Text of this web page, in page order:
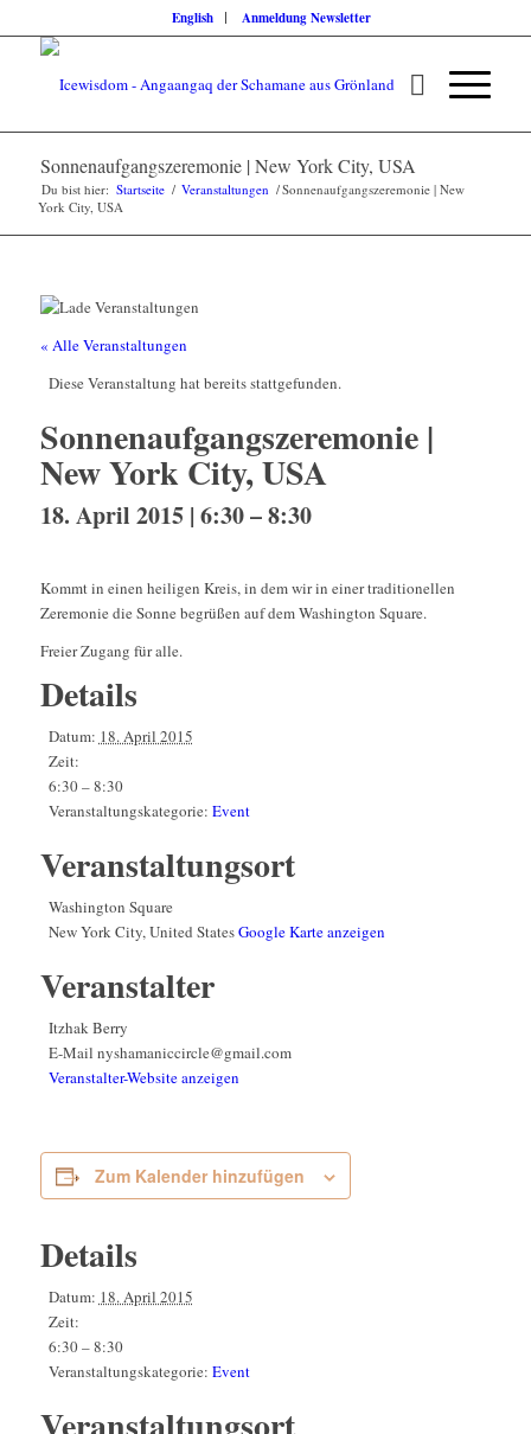
English Anmeldung Newsletter
Sonnenaufgangszeremonie | New York City, USA
Du bist hier: Startseite / Veranstaltungen /Sonnenaufgangszeremonie | New
York City, USA
« Alle Veranstaltungen
Diese Veranstaltung hat bereits stattgefunden.
Sonnenaufgangszeremonie |
New York City, USA
18. April 2015 | 6:30–8:30
Kommt in einen heiligen Kreis, in dem wir in einer traditionellen
Zeremonie die Sonne begrüßen auf dem Washington Square.
Freier Zugang für alle.
Details
Datum: 18. April 2015
Zeit:
6:30 – 8:30
Veranstaltungskategorie: Event
Veranstaltungsort
Washington Square
New York City,United StatesGoogle Karte anzeigen
Veranstalter
Itzhak Berry
E-Mail nyshamaniccircle@gmail.com
Veranstalter-Website anzeigen
Zum Kalender hinzufügen
Details
Datum: 18. April 2015
Zeit:
6:30 – 8:30
Veranstaltungskategorie: Event